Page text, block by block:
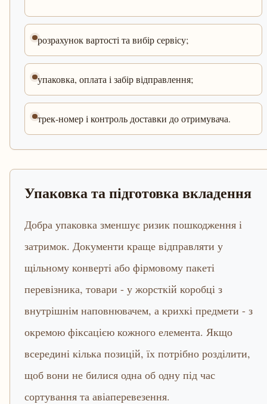
розрахунок вартості та вибір сервісу;
упаковка, оплата і забір відправлення;
трек-номер і контроль доставки до отримувача.
Упаковка та підготовка вкладення
Добра упаковка зменшує ризик пошкодження і
затримок. Документи краще відправляти у
щільному конверті або фірмовому пакеті
перевізника, товари - у жорсткій коробці з
внутрішнім наповнювачем, а крихкі предмети - з
окремою фіксацією кожного елемента. Якщо
всередині кілька позицій, їх потрібно розділити,
щоб вони не билися одна об одну під час
сортування та авіаперевезення.